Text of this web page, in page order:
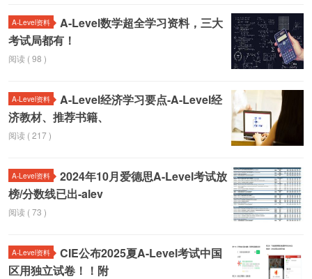
A-Level资料
A-Level数学超全学习资料，三大
考试局都有！
阅读 ( 98 )
A-Level资料
A-Level经济学习要点-A-Level经
济教材、推荐书籍、
阅读 ( 217 )
A-Level资料
2024年10月爱德思A-Level考试放
榜/分数线已出-alev
阅读 ( 73 )
A-Level资料
CIE公布2025夏A-Level考试中国
区用独立试卷！！附